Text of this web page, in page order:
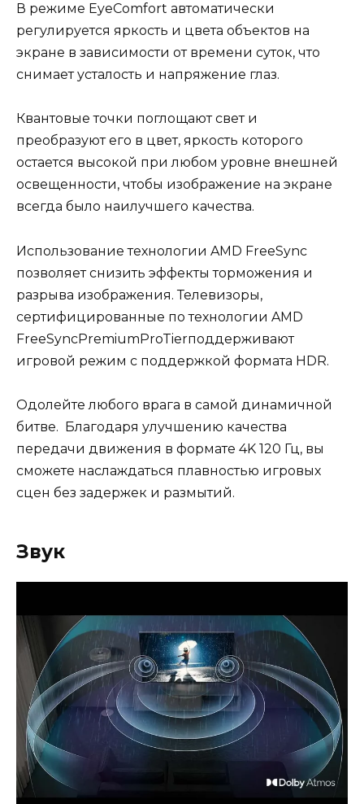
В режиме EyeComfort автоматически
регулируется яркость и цвета объектов на
экране в зависимости от времени суток, что
снимает усталость и напряжение глаз.
Квантовые точки поглощают свет и
преобразуют его в цвет, яркость которого
остается высокой при любом уровне внешней
освещенности, чтобы изображение на экране
всегда было наилучшего качества.
Использование технологии AMD FreeSync
позволяет снизить эффекты торможения и
разрыва изображения. Телевизоры,
сертифицированные по технологии AMD
FreeSyncPremiumProTierподдерживают
игровой режим с поддержкой формата HDR.
Одолейте любого врага в самой динамичной
битве. Благодаря улучшению качества
передачи движения в формате 4K 120 Гц, вы
сможете наслаждаться плавностью игровых
сцен без задержек и размытий.
Звук